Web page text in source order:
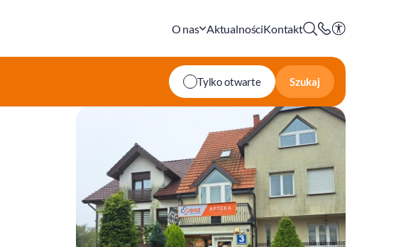
O nas AktualnościKontakt
Tylko otwarte Szukaj